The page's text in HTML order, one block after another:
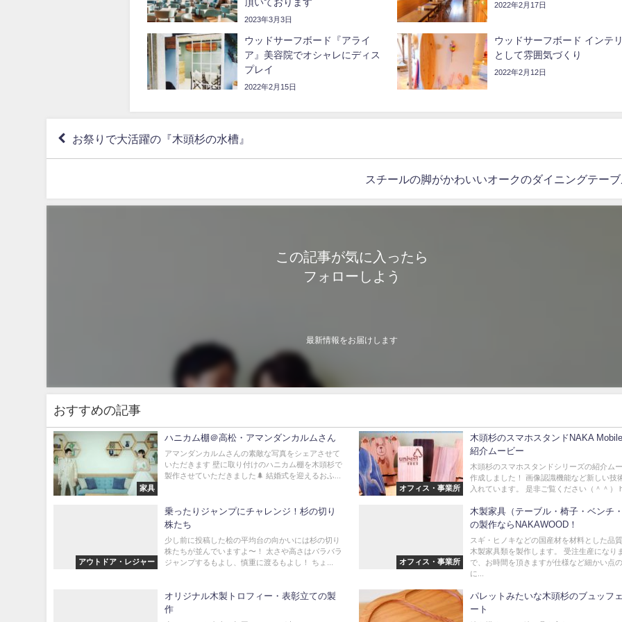
頂いております
2023年3月3日
2022年2月17日
ウッドサーフボード『アライ
ア』美容院でオシャレにディス
プレイ
2022年2月15日
ウッドサーフボード インテ
として雰囲気づくり‍
2022年2月12日
お祭りで大活躍の『木頭杉の水槽』
スチールの脚がかわいいオークのダイニングテー
この記事が気に入ったら
フォローしよう
最新情報をお届けします
おすすめの記事
家具
ハニカム棚＠高松・アマンダンカルムさん
アマンダンカルムさんの素敵な写真をシェアさせて
いただきます 壁に取り付けのハニカム棚を木頭杉で
製作させていただきました🌲 結婚式を迎えるおふ...
オフィス・事業所
木頭杉のスマホスタンドNAKA
紹介ムービー
木頭杉のスマホスタンドシリーズの紹介ム
作成しました！ 画像認識機能など新しい技
入れています。 是非ご覧ください（＾＾）
アウトドア・レジャー
乗ったりジャンプにチャレンジ！杉の切り
株たち
少し前に投稿した桧の平均台の向かいには杉の切り
株たちが並んでいますよ〜！ 太さや高さはバラバラ
ジャンプするもよし、慎重に渡るもよし！ ちょ...
オフィス・事業所
木製家具（テーブル・椅子・ベンチ
の製作ならNAKAWOOD！
スギ・ヒノキなどの国産材を材料とした品
木製家具類を製作します。 受注生産になり
で、お時間を頂きますが仕様など細かい点
に...
オリジナル木製トロフィー・表彰立ての製
作
パレットみたいな木頭杉のブュッフ
ート